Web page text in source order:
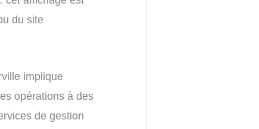
du site
implique
opérations à des
de gestion